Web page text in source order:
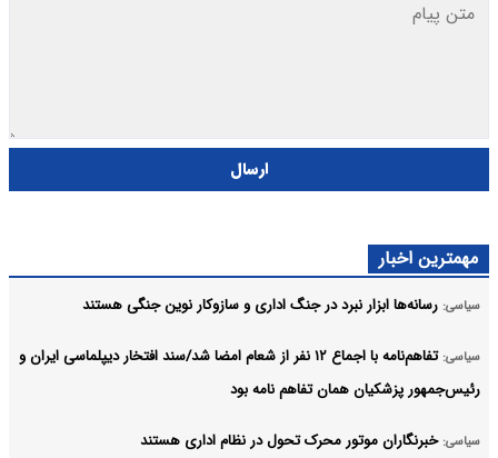
ارسال
مهمترین اخبار
سیاسی: رسانه‌ها ابزار نبرد در جنگ اداری و سازوکار نوین جنگی هستند
سیاسی:
تفاهم‌نامه با اجماع ۱۲ نفر از شعام امضا شد/سند افتخار دیپلماسی ایران و
رئیس‌جمهور پزشکیان همان تفاهم نامه بود
سیاسی: خبرنگاران موتور محرک تحول در نظام اداری هستند